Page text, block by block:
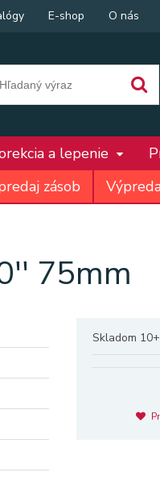
E-shop O nás
a lepenie
zásob
75mm
Skladom 10+